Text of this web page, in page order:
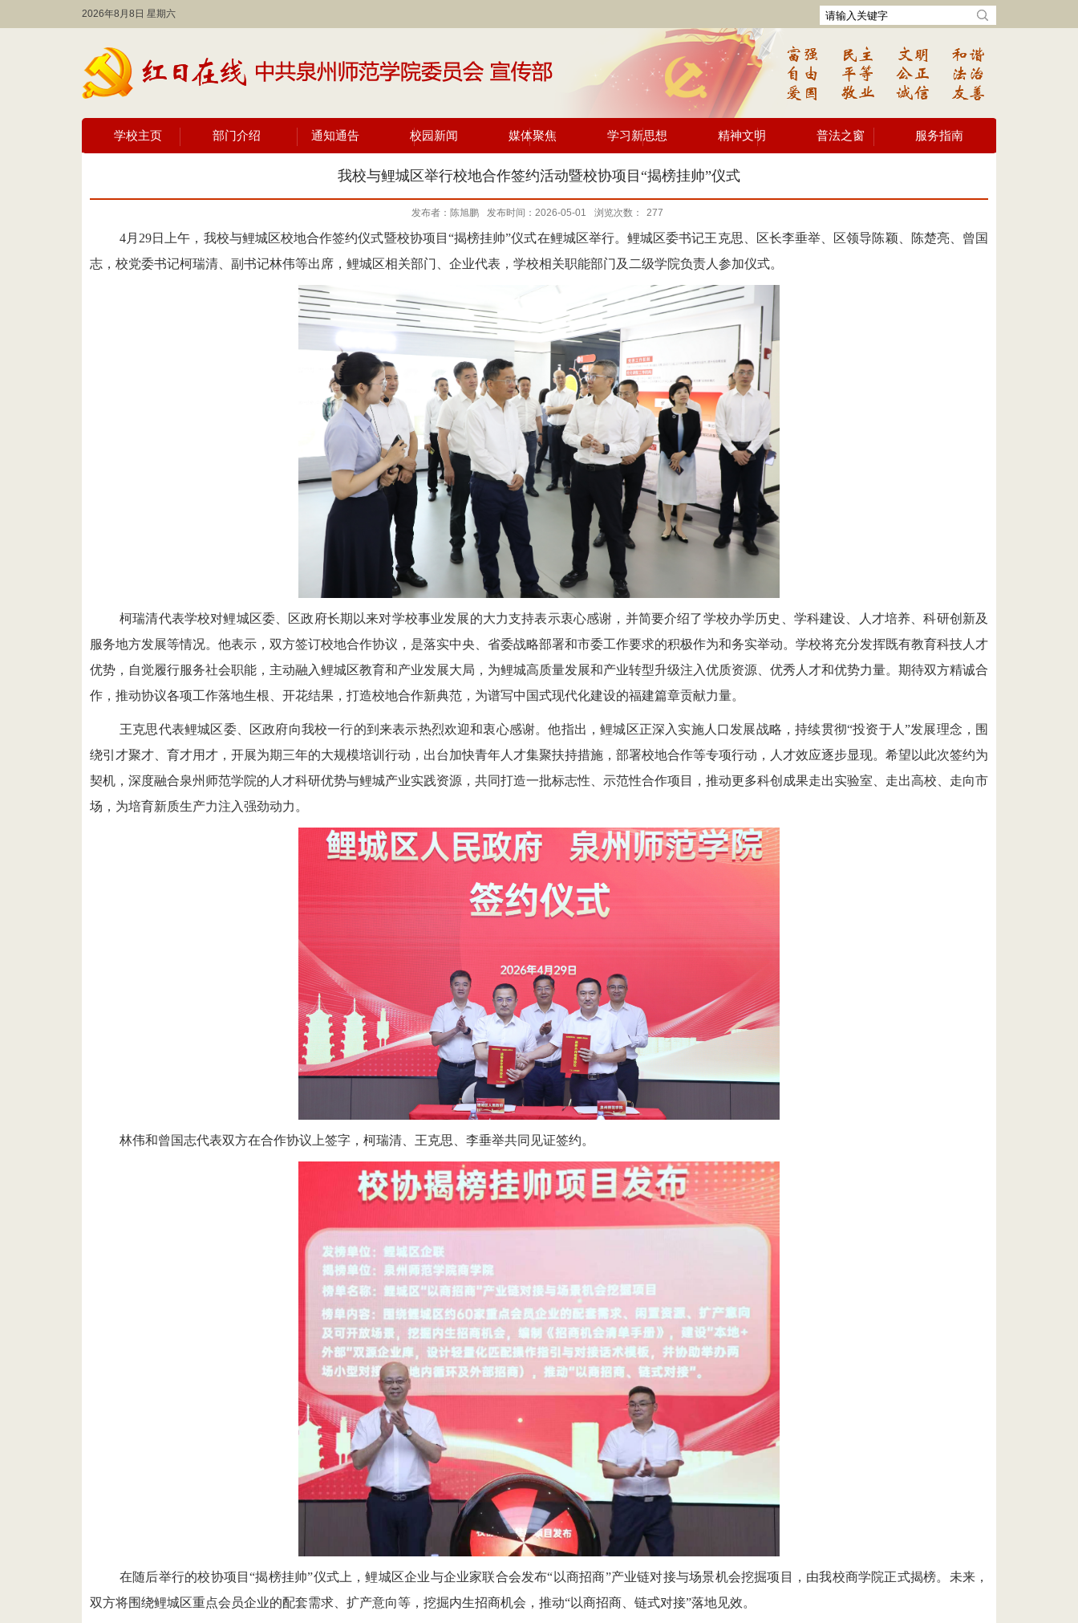
2026年8月8日 星期六
学校主页 部门介绍 通知通告 校园新闻 媒体聚焦 学习新思想 精神文明 普法之窗 服务指南
我校与鲤城区举行校地合作签约活动暨校协项目“揭榜挂帅”仪式
发布者：陈旭鹏 发布时间：2026-05-01 浏览次数： 277
4月29日上午，我校与鲤城区校地合作签约仪式暨校协项目 “揭榜挂帅”仪式在鲤城区举行。鲤城区委书记王克思 区长李垂举
区领导陈颖、陈楚亮、曾国
志 ， 校党委书记柯瑞清、副书记林伟等出席，鲤城区相关部门、企业代表 ， 学校相关职能部门 及 二级学院负责人参加仪式。
柯瑞清代表学校对鲤城区委、区政府长期以来对学校事业发展的大力支持表示衷心感谢，并简要介绍了学校办学历史、学科建设、人才培养、科研创新及
服务地方发展等情况。他表示， 双方签订校地合作协议，是落实中央、省委战略部署和市委工作要求的积极作为和务实举动。 学校将充分发挥既有教育科技人才
优势，自觉履行服务社会职能，主动融入鲤城区教育和产业发展大局，为鲤城高质量发展和产业转型升级注入优质资源、优秀人才和优势力量。 期待双方精诚合
作，推动协议各项工作落地生根、开花结果，打造校地合作新典范，为谱写中国式现代化建设的福建篇章贡献力量。
王克思代表鲤城区委、 区政府向我校一行的到来表示热烈欢迎和衷心感谢。他指出，鲤城区正深入实施人口发展战略，持续贯彻“投资于人”发展理念，围
绕引才聚才、育才用才，开展为期三年的大规模培训行动，出台加快青年人才集聚扶持措施，部署校地合作等专项行动，人才效应逐步显现。希望以此次签约为
契机，深度融合泉州师范学院的 人才科研优势与鲤城产业实践资源，共同打造一批标志性、示范性合作项目，推动更多科创成果走出实验室、走出高校、走向市
场，为培育新质生产力注入强劲动力。
林伟和曾国志代表双方在合作协议上签字，柯瑞清、王克思 李垂举共同见证签约。
在随后举行的校协项目“揭榜挂帅”仪式上，鲤城区企业与企业家联合会发布“以商招商”产业链对接与场景机会挖掘项目，由我校商学院正式揭榜。未来，
双方将围绕鲤城区重点会员企业的配套需求、扩产意向等 ，挖掘内生招商机会，推动“以商招商、链式对接”落地见效。